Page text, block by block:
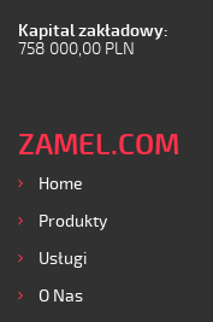
Kapital zakładowy:
758 000,00 PLN
ZAMEL.COM
Home
Produkty
Usługi
O Nas